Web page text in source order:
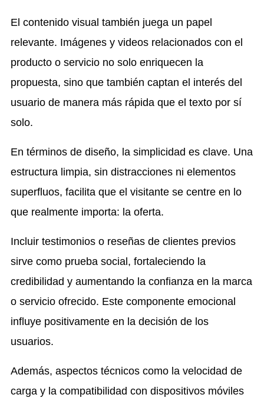
El contenido visual también juega un papel
relevante. Imágenes y videos relacionados con el
producto o servicio no solo enriquecen la
propuesta, sino que también captan el interés del
usuario de manera más rápida que el texto por sí
solo.
En términos de diseño, la simplicidad es clave. Una
estructura limpia, sin distracciones ni elementos
superfluos, facilita que el visitante se centre en lo
que realmente importa: la oferta.
Incluir testimonios o reseñas de clientes previos
sirve como prueba social, fortaleciendo la
credibilidad y aumentando la confianza en la marca
o servicio ofrecido. Este componente emocional
influye positivamente en la decisión de los
usuarios.
Además, aspectos técnicos como la velocidad de
carga y la compatibilidad con dispositivos móviles